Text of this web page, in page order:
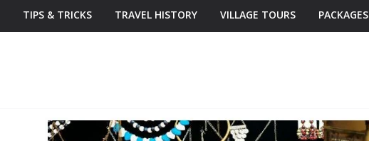
TIPS & TRICKS TRAVEL HISTORY VILLAGE TOURS PACKAGES